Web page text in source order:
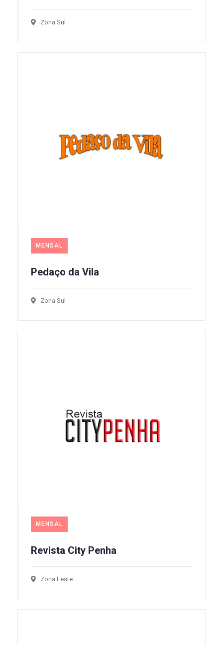
Zona Sul
MENSAL
Pedaço da Vila
Zona Sul
MENSAL
Revista City Penha
Zona Leste